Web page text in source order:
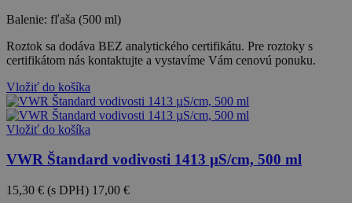
Balenie: fľaša (500 ml)
Roztok sa dodáva BEZ analytického certifikátu. Pre roztoky s
certifikátom nás kontaktujte a vystavíme Vám cenovú ponuku.
Vložiť do košíka
Vložiť do košíka
VWR Štandard vodivosti 1413 µS/cm, 500 ml
15,30 € (s DPH) 17,00 €